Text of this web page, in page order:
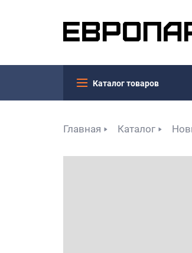
Каталог товаров
Главная Каталог